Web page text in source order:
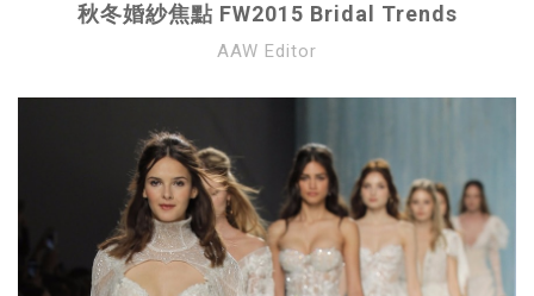
秋冬婚紗焦點 FW2015 Bridal Trends
AAW Editor